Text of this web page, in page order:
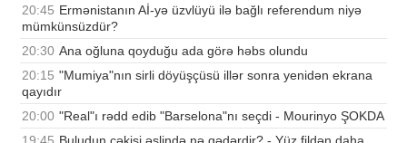
20:45 Ermənistanın Aİ-yə üzvlüyü ilə bağlı referendum niyə
mümkünsüzdür?
20:30 Ana oğluna qoyduğu ada görə həbs olundu
20:15 "Mumiya"nın sirli döyüşçüsü illər sonra yenidən ekrana
qayıdır
20:00 "Real"ı rədd edib "Barselona"nı seçdi - Mourinyo ŞOKDA